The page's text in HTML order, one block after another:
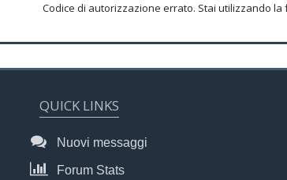
Codice di autorizzazione errato. Stai utilizzando
QUICK LINKS
Nuovi messaggi
Forum Stats